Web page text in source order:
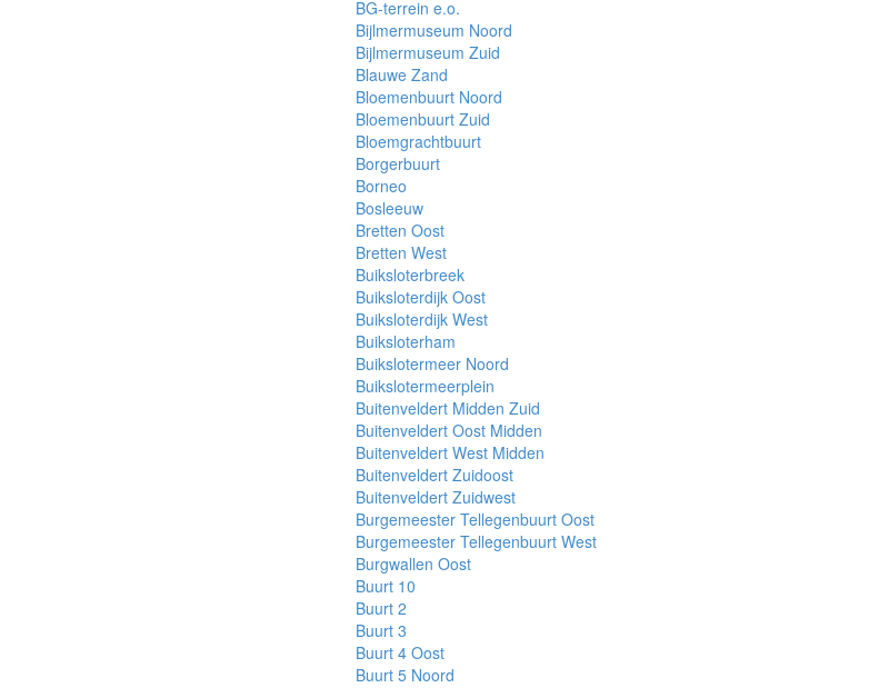
BG-terrein e.o.
Bijlmermuseum Noord
Bijlmermuseum Zuid
Blauwe Zand
Bloemenbuurt Noord
Bloemenbuurt Zuid
Bloemgrachtbuurt
Borgerbuurt
Borneo
Bosleeuw
Bretten Oost
Bretten West
Buiksloterbreek
Buiksloterdijk Oost
Buiksloterdijk West
Buiksloterham
Buikslotermeer Noord
Buikslotermeerplein
Buitenveldert Midden Zuid
Buitenveldert Oost Midden
Buitenveldert West Midden
Buitenveldert Zuidoost
Buitenveldert Zuidwest
Burgemeester Tellegenbuurt Oost
Burgemeester Tellegenbuurt West
Burgwallen Oost
Buurt 10
Buurt 2
Buurt 3
Buurt 4 Oost
Buurt 5 Noord